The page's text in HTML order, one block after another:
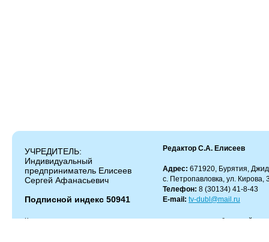
УЧРЕДИТЕЛЬ:
Индивидуальный
предприниматель Елисеев
Сергей Афанасьевич
Подписной индекс 50941
Редактор С.А. Елисеев
Адрес: 671920, Бурятия,
с. Петропавловка, ул. Кирова,
Телефон: 8 (30134) 41-8-43
E-mail: tv-dubl@mail.ru
Копирование и цитирование материалов разрешено только с работающей